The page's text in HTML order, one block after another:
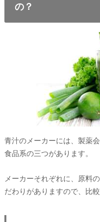
の？
青汁のメーカーには、製薬
食品系の三つがあります。
メーカーそれぞれに、原料
だわりがありますので、比